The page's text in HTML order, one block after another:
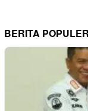
BERITA POPULER